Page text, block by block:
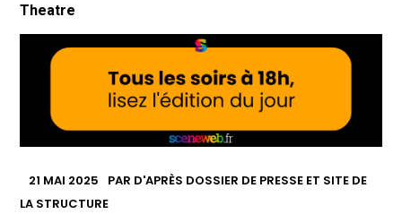
Theatre
21 MAI 2025 PAR D'APRÈS DOSSIER DE PRESSE ET SITE DE
LA STRUCTURE